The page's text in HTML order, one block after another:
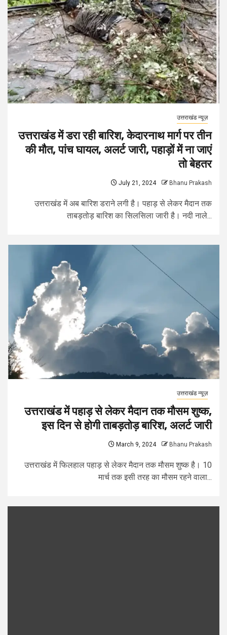
उत्तराखंड न्यूज़
उत्तराखंड में डरा रही बारिश, केदारनाथ मार्ग पर तीन
की मौत, पांच घायल, अलर्ट जारी, पहाड़ों में ना जाएं
तो बेहतर
July 21, 2024 Bhanu Prakash
उत्तराखंड में अब बारिश डराने लगी है। पहाड़ से लेकर मैदान तक
ताबड़तोड़ बारिश का सिलसिला जारी है। नदी नाले...
उत्तराखंड न्यूज़
उत्तराखंड में पहाड़ से लेकर मैदान तक मौसम शुष्क,
इस दिन से होगी ताबड़तोड़ बारिश, अलर्ट जारी
March 9, 2024 Bhanu Prakash
उत्तराखंड में फिलहाल पहाड़ से लेकर मैदान तक मौसम शुष्क है। 10
मार्च तक इसी तरह का मौसम रहने वाला...